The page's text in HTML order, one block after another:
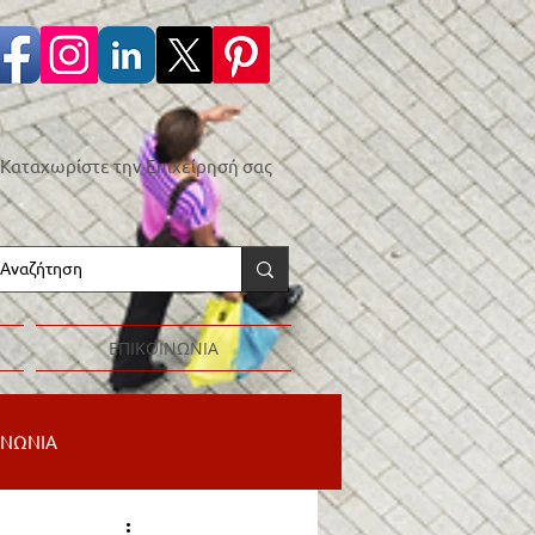
Καταχωρίστε την Επιχείρησή σας
ΕΠΙΚΟΙΝΩΝΙΑ